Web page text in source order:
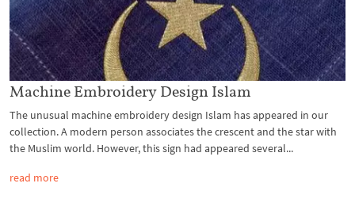
Machine Embroidery Design Islam
The unusual machine embroidery design Islam has appeared in our
collection. A modern person associates the crescent and the star with
the Muslim world. However, this sign had appeared several...
read more